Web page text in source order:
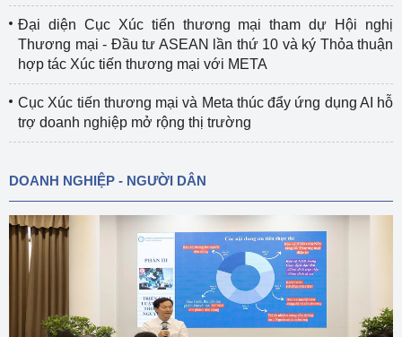
Đại diện Cục Xúc tiến thương mại tham dự Hội nghị
Thương mại - Đầu tư ASEAN lần thứ 10 và ký Thỏa thuận
hợp tác Xúc tiến thương mại với META
Cục Xúc tiến thương mại và Meta thúc đẩy ứng dụng AI hỗ
trợ doanh nghiệp mở rộng thị trường
DOANH NGHIỆP - NGƯỜI DÂN